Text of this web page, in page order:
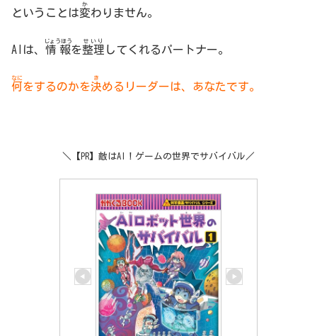
ということは変
か
わりません。
AIは、 情報
じょうほう
を整理
せいり
してくれるパートナー。
何
なに
をするのかを決
き
めるリーダーは、あなたです。
＼【PR】敵はAI！ゲームの世界でサバイバル／